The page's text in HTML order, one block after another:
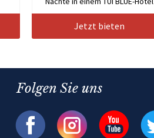
Jetzt bieten
Folgen Sie uns